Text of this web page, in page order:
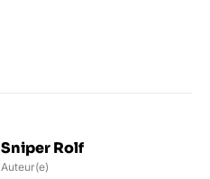
Sniper Rolf
Auteur(e)